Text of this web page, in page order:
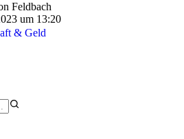
Feldbach
um 13:20
& Geld